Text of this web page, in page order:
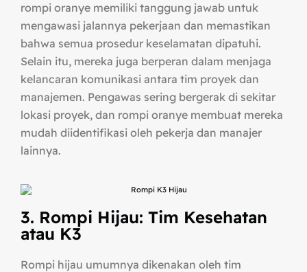
rompi oranye memiliki tanggung jawab untuk
mengawasi jalannya pekerjaan dan memastikan
bahwa semua prosedur keselamatan dipatuhi.
Selain itu, mereka juga berperan dalam menjaga
kelancaran komunikasi antara tim proyek dan
manajemen. Pengawas sering bergerak di sekitar
lokasi proyek, dan rompi oranye membuat mereka
mudah diidentifikasi oleh pekerja dan manajer
lainnya.
3. Rompi Hijau: Tim Kesehatan
atau K3
Rompi hijau umumnya dikenakan oleh tim